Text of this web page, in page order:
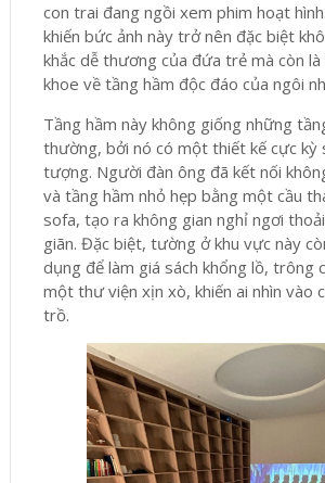
con trai đang ngồi xem phim hoạt
khiến bức ảnh này trở nên đặc biệt
khắc dễ thương của đứa trẻ mà còn
khoe về tầng hầm độc đáo của ngôi
Tầng hầm này không giống những
thường, bởi nó có một thiết kế cực kỳ
tượng. Người đàn ông đã kết nối
và tầng hầm nhỏ hẹp bằng một cầu
sofa, tạo ra không gian nghỉ ngơi
giãn. Đặc biệt, tường ở khu vực này
dụng để làm giá sách khổng lồ, trông
một thư viện xịn xò, khiến ai nhìn vào
trồ.